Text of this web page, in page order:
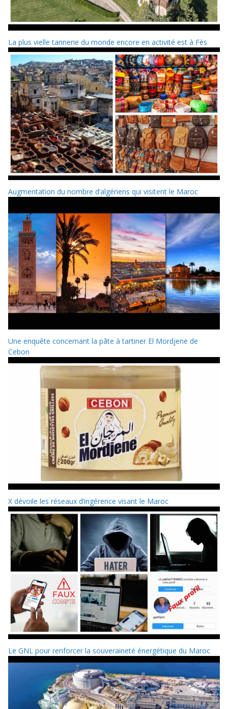
La plus vielle tannerie du monde encore en activité est à Fès
Augmentation du nombre d’algériens qui visitent le Maroc
Une enquête concernant la pâte à tartiner El Mordjene de
Cebon
X dévoile les réseaux d’ingérence visant le Maroc
Le GNL pour renforcer la souveraineté énergétique du Maroc